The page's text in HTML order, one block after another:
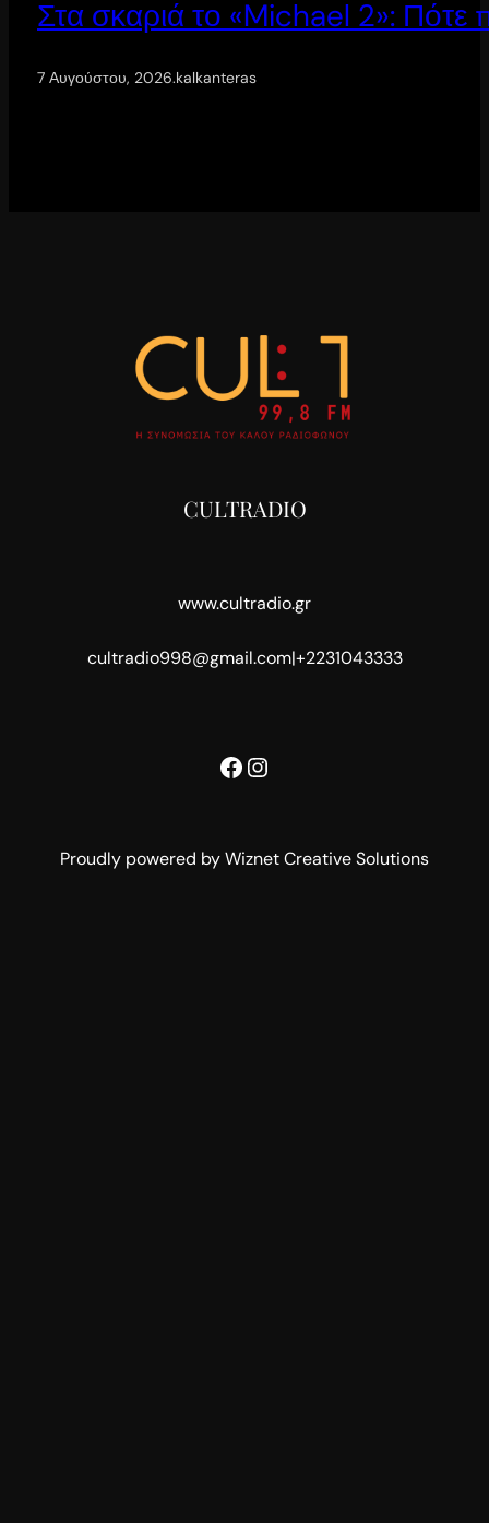
Στα σκαριά το «Michael 2»: Πότε
7 Αυγούστου, 2026.kalkanteras
CULTRADIO
www.cultradio.gr
cultradio998@gmail.com|+2231043333
Facebook
Instagram
Proudly powered by Wiznet Creative Solutions